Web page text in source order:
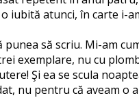
iubită atunci, în carte i-
să scriu. Mi-am
exemplare, nu cu
Şi ea se scula
nu pentru că aveam o